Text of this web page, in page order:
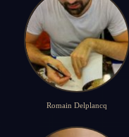
Romain Delplancq